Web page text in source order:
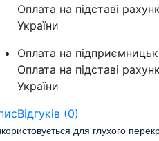
Оплата на підставі
України
Оплата на
Оплата на підставі
України
Відгуків (0)
для глухого